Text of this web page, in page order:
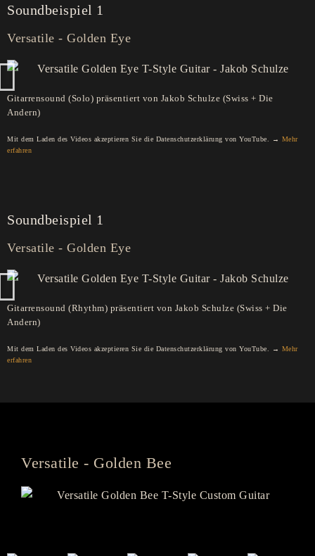
Soundbeispiel 1
Versatile - Golden Eye
Gitarrensound (Solo) präsentiert von Jakob Schulze (Swiss + Die
Andern)
Mit dem Laden des Videos akzeptieren Sie die Datenschutzerklärung von YouTube. → Mehr
erfahren
Soundbeispiel 1
Versatile - Golden Eye
Gitarrensound (Rhythm) präsentiert von Jakob Schulze (Swiss + Die
Andern)
Mit dem Laden des Videos akzeptieren Sie die Datenschutzerklärung von YouTube. → Mehr
erfahren
Versatile - Golden Bee